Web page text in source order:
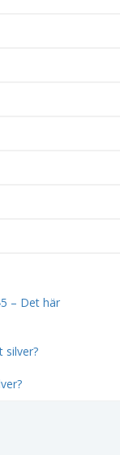
– Det här
silver?